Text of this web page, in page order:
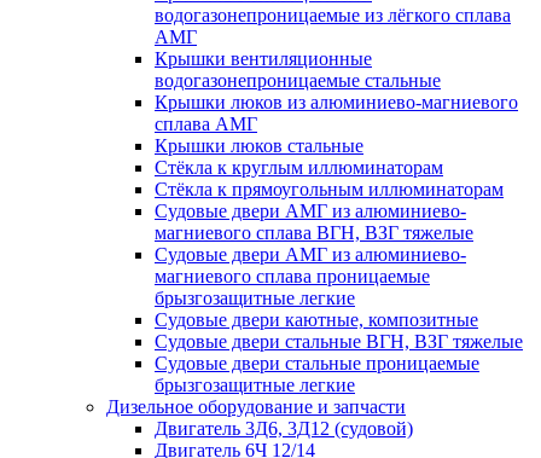
водогазонепроницаемые из лёгкого сплава
АМГ
Крышки вентиляционные
водогазонепроницаемые стальные
Крышки люков из алюминиево-магниевого
сплава АМГ
Крышки люков стальные
Стёкла к круглым иллюминаторам
Стёкла к прямоугольным иллюминаторам
Судовые двери АМГ из алюминиево-
магниевого сплава ВГН, ВЗГ тяжелые
Судовые двери АМГ из алюминиево-
магниевого сплава проницаемые
брызгозащитные легкие
Судовые двери каютные, композитные
Судовые двери стальные ВГН, ВЗГ тяжелые
Судовые двери стальные проницаемые
брызгозащитные легкие
Дизельное оборудование и запчасти
Двигатель 3Д6, 3Д12 (судовой)
Двигатель 6Ч 12/14